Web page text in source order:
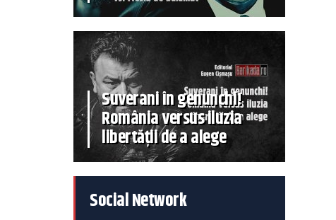
Suverani în genunchi!
România versus iluzia
libertății de a alege
Social Network